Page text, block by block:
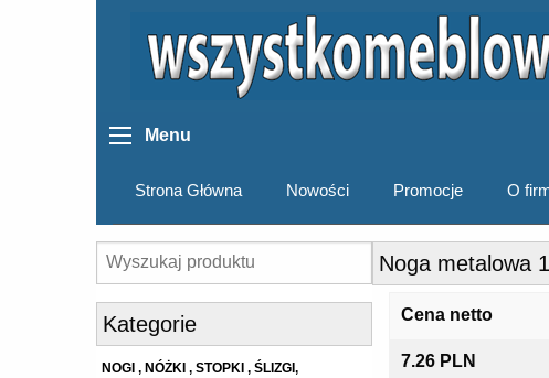
Menu
Strona Główna Nowości Promocje O
Kategorie
NOGI , NÓŻKI , STOPKI , ŚLIZGI,
Noga metalowa
Cena netto
7.26 PLN